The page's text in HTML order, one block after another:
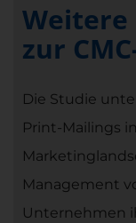
zur
Die Studie
Print-Mailings
Management
Unternehmen